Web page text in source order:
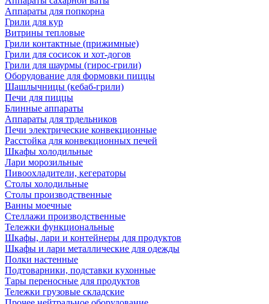
Аппараты для попкорна
Грили для кур
Витрины тепловые
Грили контактные (прижимные)
Грили для сосисок и хот-догов
Грили для шаурмы (гирос-грили)
Оборудование для формовки пиццы
Шашлычницы (кебаб-грили)
Печи для пиццы
Блинные аппараты
Аппараты для трдельников
Печи электрические конвекционные
Расстойка для конвекционных печей
Шкафы холодильные
Лари морозильные
Пивоохладители, кегераторы
Столы холодильные
Столы производственные
Ванны моечные
Стеллажи производственные
Тележки функциональные
Шкафы, лари и контейнеры для продуктов
Шкафы и лари металлические для одежды
Полки настенные
Подтоварники, подставки кухонные
Тары переносные для продуктов
Тележки грузовые складские